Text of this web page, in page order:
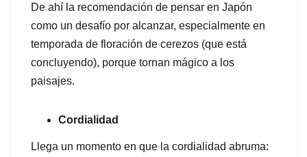
De ahí la recomendación de pensar en Japón
como un desafío por alcanzar, especialmente en
temporada de floración de cerezos (que está
concluyendo), porque tornan mágico a los
paisajes.
Cordialidad
Llega un momento en que la cordialidad abruma: